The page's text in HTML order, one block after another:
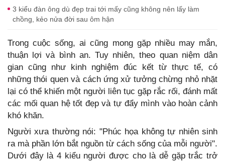
3 kiểu đàn ông dù đẹp trai tới mấy cũng không nên lấy làm
chồng, kẻo nửa đời sau ôm hận
Trong cuộc sống, ai cũng mong gặp nhiều may mắn,
thuận lợi và bình an. Tuy nhiên, theo quan niệm dân
gian cũng như kinh nghiệm đúc kết từ thực tế, có
những thói quen và cách ứng xử tưởng chừng nhỏ nhặt
lại có thể khiến một người liên tục gặp rắc rối, đánh mất
các mối quan hệ tốt đẹp và tự đẩy mình vào hoàn cảnh
khó khăn.
Người xưa thường nói: "Phúc họa không tự nhiên sinh
ra mà phần lớn bắt nguồn từ cách sống của mỗi người".
Dưới đây là 4 kiểu người được cho là dễ gặp trắc trở